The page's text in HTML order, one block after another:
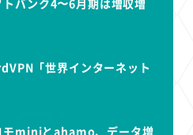
「世界インターネット
モminiとahamo、データ増